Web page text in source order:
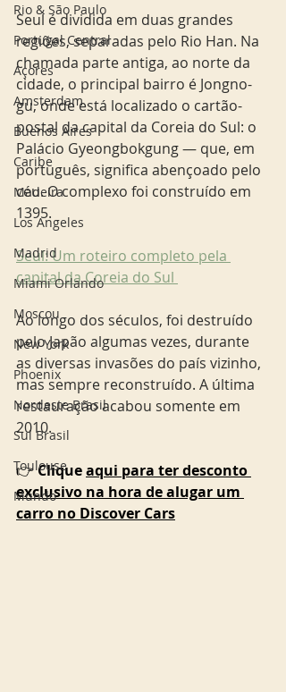
Rio & São Paulo
Portugal Central
Açores
Amsterdam
Buenos Aires
Caribe
Madeira
Los Angeles
Madrid
Miami Orlando
Moscou
New York
Phoenix
Nordeste Brasil
Sul Brasil
Toulouse
Mundo
Seul é dividida em duas grandes
regiões, separadas pelo Rio Han. Na
chamada parte antiga, ao norte da
cidade, o principal bairro é Jongno-
gu, onde está localizado o cartão-
postal da capital da Coreia do Sul: o
Palácio Gyeongbokgung — que, em
português, significa abençoado pelo
céu. O complexo foi construído em
1395.
Seul: Um roteiro completo pela
capital da Coreia do Sul
Ao longo dos séculos, foi destruído
pelo Japão algumas vezes, durante
as diversas invasões do país vizinho,
mas sempre reconstruído. A última
restauração acabou somente em
2010.
👉 Clique aqui para ter desconto
exclusivo na hora de alugar um
carro no Discover Cars